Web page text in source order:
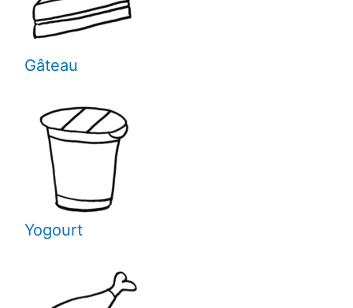
Gâteau
Yogourt